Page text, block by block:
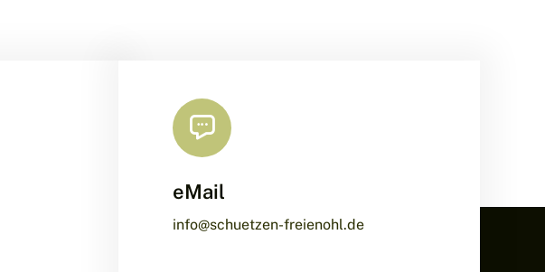
eMail
info@schuetzen-freienohl.de